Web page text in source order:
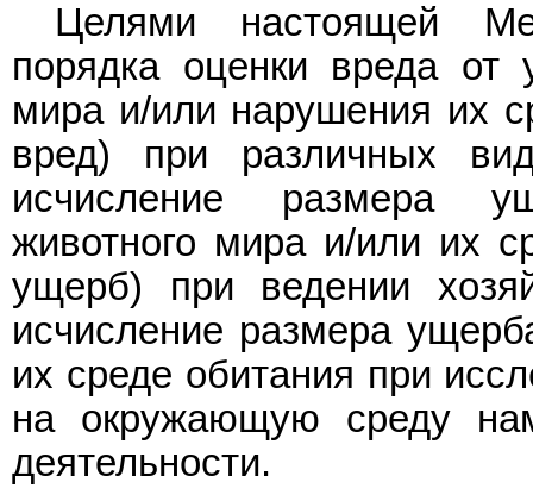
Целями настоящей
порядка оценки вреда от
мира и/или нарушения их
вред) при различных
исчисление размера
животного мира и/или их
ущерб) при ведении
исчисление размера
их среде обитания при
на окружающую среду
деятельности.